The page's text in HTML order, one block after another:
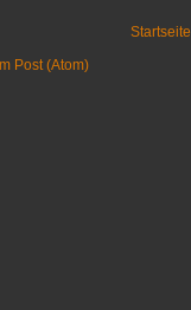
Startseite
Post (Atom)